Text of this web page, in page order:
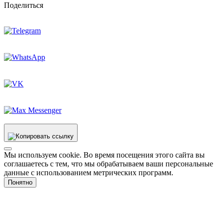
Поделиться
Мы используем cookie. Во время посещения этого сайта вы
соглашаетесь с тем, что мы обрабатываем ваши персональные
данные с использованием метрических программ.
Понятно